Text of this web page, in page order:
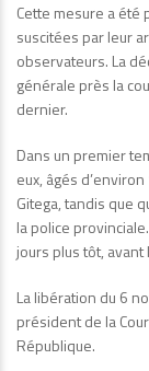
Cette mesure a
suscitées par leur
observateurs. La
générale près la
dernier.
Dans un premier
eux, âgés
Gitega, tandis que
la police
jours plus tôt,
La libération du 6
président de la
République.